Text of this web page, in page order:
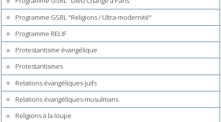
Programme GSRL "Religions / Ultra-modernité"
Programme RELIF
Protestantisme évangélique
Protestantismes
Relations évangéliques-juifs
Relations évangéliques-musulmans
Religions à la loupe